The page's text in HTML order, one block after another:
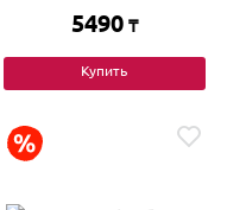
5490 ₸
Купить